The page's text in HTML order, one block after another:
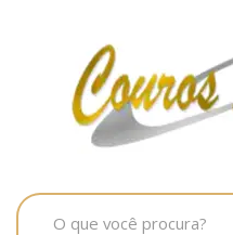
Search
for: